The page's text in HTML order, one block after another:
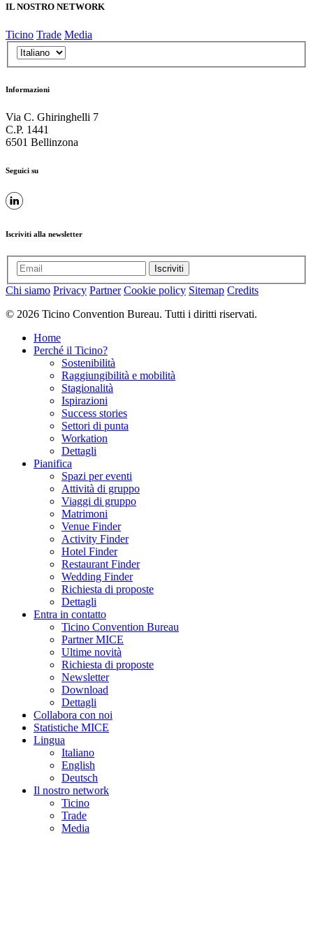
IL NOSTRO NETWORK
Ticino Trade Media
Informazioni
Via C. Ghiringhelli 7
C.P. 1441
6501 Bellinzona
Seguici su
Iscriviti alla newsletter
Iscriviti
Chi siamo Privacy Partner Cookie policy Sitemap Credits
© 2026 Ticino Convention Bureau. Tutti i diritti riservati.
Home
Perché il Ticino?
Sostenibilità
Raggiungibilità e mobilità
Stagionalità
Ispirazioni
Success stories
Settori di punta
Workation
Dettagli
Pianifica
Spazi per eventi
Attività di gruppo
Viaggi di gruppo
Matrimoni
Venue Finder
Activity Finder
Hotel Finder
Restaurant Finder
Wedding Finder
Richiesta di proposte
Dettagli
Entra in contatto
Ticino Convention Bureau
Partner MICE
Ultime novità
Richiesta di proposte
Newsletter
Download
Dettagli
Collabora con noi
Statistiche MICE
Lingua
Italiano
English
Deutsch
Il nostro network
Ticino
Trade
Media